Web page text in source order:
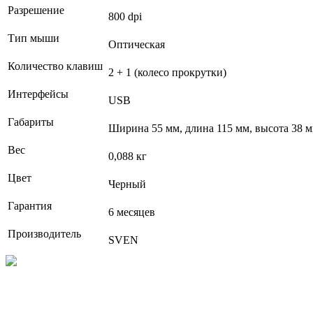
Разрешение
800 dpi
Тип мыши
Оптическая
Количество клавиш
2 + 1 (колесо прокрутки)
Интерфейсы
USB
Габариты
Ширина 55 мм, длина 115 мм, высота 38
Вес
0,088 кг
Цвет
Черный
Гарантия
6 месяцев
Производитель
SVEN